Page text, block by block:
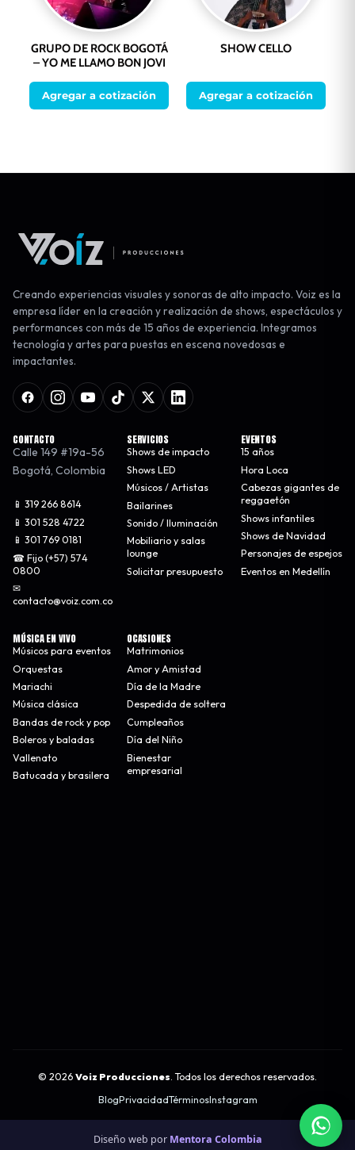
GRUPO DE ROCK BOGOTÁ
– YO ME LLAMO BON JOVI
Agregar a cotización
SHOW CELLO
Agregar a cotización
Creando experiencias visuales y sonoras de alto impacto. Voiz es la
empresa líder en la creación y realización de shows, espectáculos y
performances con más de 15 años de experiencia. Integramos
tecnología y artes para puestas en escena novedosas e
impactantes.
CONTACTO
Calle 149 #19a-56
Bogotá, Colombia
📱 319 266 8614
📱 301 528 4722
📱 301 769 0181
☎ Fijo (+57) 574
0800
✉
contacto@voiz.com.co
SERVICIOS
Shows de impacto
Shows LED
Músicos / Artistas
Bailarines
Sonido / Iluminación
Mobiliario y salas
lounge
Solicitar presupuesto
EVENTOS
15 años
Hora Loca
Cabezas gigantes de
reggaetón
Shows infantiles
Shows de Navidad
Personajes de espejos
Eventos en Medellín
MÚSICA EN VIVO
Músicos para eventos
Orquestas
Mariachi
Música clásica
Bandas de rock y pop
Boleros y baladas
Vallenato
Batucada y brasilera
OCASIONES
Matrimonios
Amor y Amistad
Día de la Madre
Despedida de soltera
Cumpleaños
Día del Niño
Bienestar
empresarial
© 2026 Voiz Producciones . Todos los derechos reservados.
BlogPrivacidadTérminosInstagram
Diseño web por Mentora Colombia